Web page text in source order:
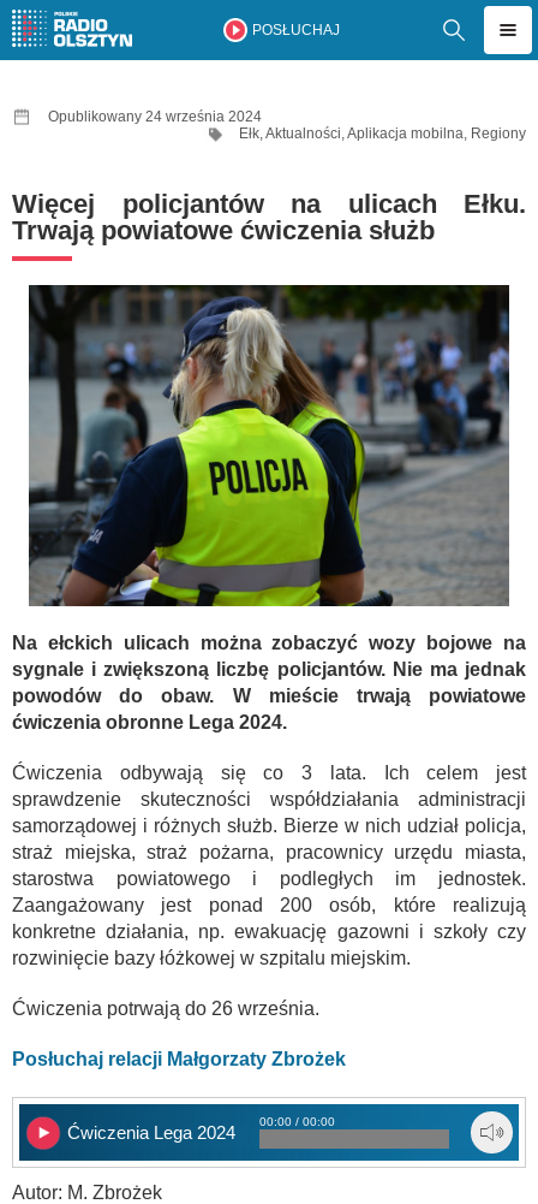
POSŁUCHAJ
Opublikowany 24 września 2024
Ełk,Aktualności,Aplikacja mobilna, Regiony
Więcej policjantów na ulicach Ełku.
Trwają powiatowe ćwiczenia służb
Na ełckich ulicach można zobaczyć wozy bojowe na
sygnale i zwiększoną liczbę policjantów. Nie ma jednak
powodów do obaw. W mieście trwają powiatowe
ćwiczenia obronne Lega 2024.
Ćwiczenia odbywają się co 3 lata. Ich celem jest
sprawdzenie skuteczności współdziałania administracji
samorządowej i różnych służb. Bierze w nich udział policja,
straż miejska, straż pożarna, pracownicy urzędu miasta,
starostwa powiatowego i podległych im jednostek.
Zaangażowany jest ponad 200 osób, które realizują
konkretne działania, np. ewakuację gazowni i szkoły czy
rozwinięcie bazy łóżkowej w szpitalu miejskim.
Ćwiczenia potrwają do 26 września.
Posłuchaj relacji Małgorzaty Zbrożek
Ćwiczenia Lega 2024
00:00 / 00:00
Autor: M. Zbrożek